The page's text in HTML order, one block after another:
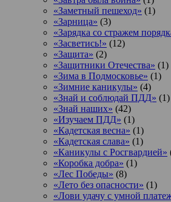
«Заметный пешеход» (1)
«Зарница» (3)
«Зарядка со стражем
«Засветись!» (12)
«Защита» (2)
«Защитники Отечества» (1)
«Зима в Подмосковье» (1)
«Зимние каникулы» (4)
«Знай и соблюдай ПДД» (1)
«Знай наших» (42)
«Изучаем ПДД» (1)
«Кадетская весна» (1)
«Кадетская слава» (1)
«Каникулы с Росгвардией»
«Коробка добра» (1)
«Лес Победы» (8)
«Лето без опасности» (1)
«Лови удачу с умной